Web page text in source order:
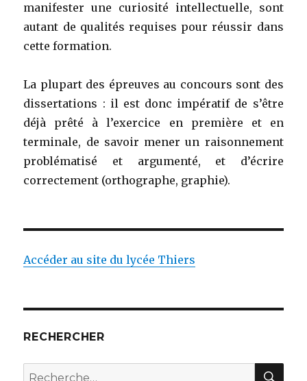
manifester une curiosité intellectuelle, sont
autant de qualités requises pour réussir dans
cette formation.
La plupart des épreuves au concours sont des
dissertations : il est donc impératif de s’être
déjà prêté à l’exercice en première et en
terminale, de savoir mener un raisonnement
problématisé et argumenté, et d’écrire
correctement (orthographe, graphie).
Accéder au site du lycée Thiers
RECHERCHER
Recherche